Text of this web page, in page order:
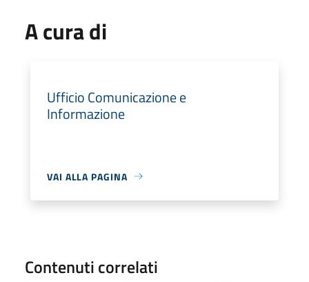
A cura di
Ufficio Comunicazione e
Informazione
VAI ALLA PAGINA
Contenuti correlati